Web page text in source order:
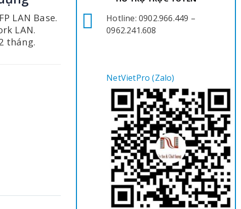
LAN Base.
LAN.
tháng.
Hotline: 0902.966.449 –
0962.241.608
NetVietPro (Zalo)